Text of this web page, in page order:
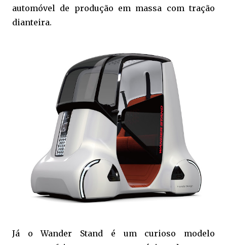
automóvel de produção em massa com tração
dianteira.
Já o Wander Stand é um curioso modelo